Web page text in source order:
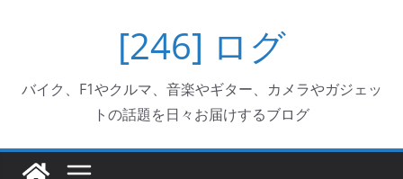
[246] ログ
バイク、F1やクルマ、音楽やギター、カメラやガジェッ
トの話題を日々お届けするブログ